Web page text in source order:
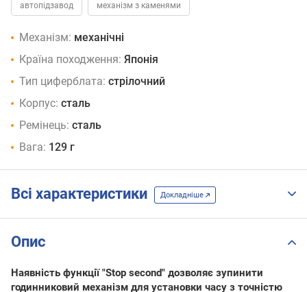
автопідзавод механізм з каменями
Механізм: механічні
Країна походження: Японія
Тип циферблата: стрілочний
Корпус: сталь
Ремінець: сталь
Вага: 129 г
Всі характеристики Докладніше
Опис
Наявність функції "Stop second" дозволяє зупинити
годинниковий механізм для установки часу з точністю